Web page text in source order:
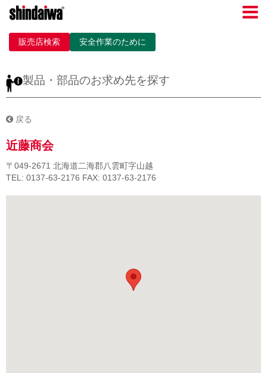
販売店検索 安全作業のために
製品・部品のお求め先を探す
戻る
近藤商会
〒049-2671 北海道二海郡八雲町字山越
TEL: 0137-63-2176 FAX: 0137-63-2176